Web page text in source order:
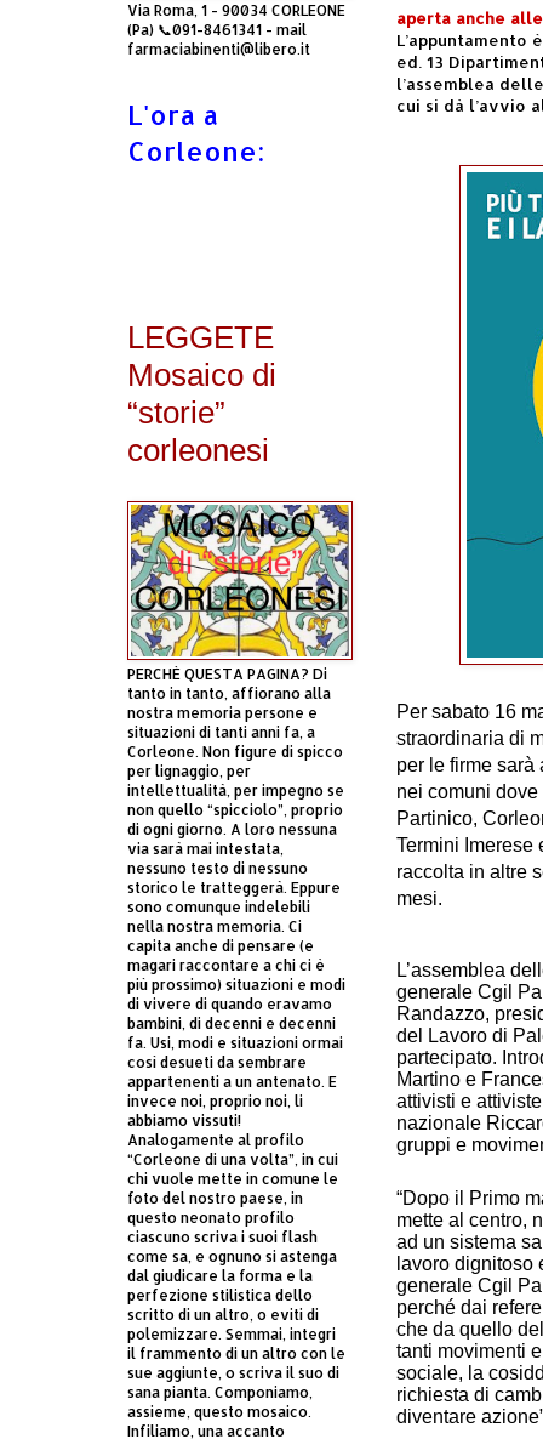
aperta anche
L’appuntamento
ed. 13
l’assemblea
cui si dà l’avvio
Per sabato 16
straordinaria di
per le firme
nei comuni
Partinico,
Termini Imerese
raccolta in altre
mesi.
L’assemblea
generale Cgil
Randazzo,
del Lavoro di
partecipato.
Martino e
attivisti e
nazionale
gruppi e
“Dopo il Primo
mette al centro,
ad un sistema
lavoro dignitoso
generale Cgil
perché dai
che da quello
tanti movimenti
sociale, la
richiesta di
diventare
Via Roma, 1 - 90034 CORLEONE
(Pa) 📞091-8461341 - mail
farmaciabinenti@libero.it
L'ora a
Corleone:
LEGGETE
Mosaico di
“storie”
corleonesi
PERCHÈ QUESTA PAGINA? Di
tanto in tanto, affiorano alla
nostra memoria persone e
situazioni di tanti anni fa, a
Corleone. Non figure di spicco
per lignaggio, per
intellettualità, per impegno se
non quello “spicciolo”, proprio
di ogni giorno. A loro nessuna
via sarà mai intestata,
nessuno testo di nessuno
storico le tratteggerà. Eppure
sono comunque indelebili
nella nostra memoria. Ci
capita anche di pensare (e
magari raccontare a chi ci è
più prossimo) situazioni e modi
di vivere di quando eravamo
bambini, di decenni e decenni
fa. Usi, modi e situazioni ormai
così desueti da sembrare
appartenenti a un antenato. E
invece noi, proprio noi, li
abbiamo vissuti!
Analogamente al profilo
“Corleone di una volta”, in cui
chi vuole mette in comune le
foto del nostro paese, in
questo neonato profilo
ciascuno scriva i suoi flash
come sa, e ognuno si astenga
dal giudicare la forma e la
perfezione stilistica dello
scritto di un altro, o eviti di
polemizzare. Semmai, integri
il frammento di un altro con le
sue aggiunte, o scriva il suo di
sana pianta. Componiamo,
assieme, questo mosaico.
Infiliamo, una accanto